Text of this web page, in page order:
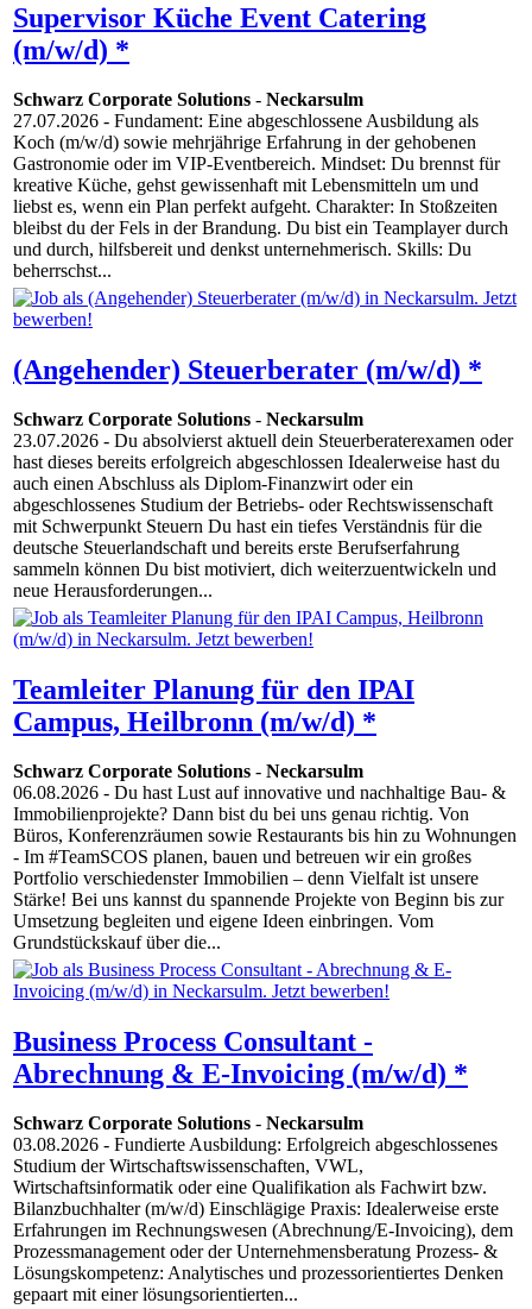
Supervisor Küche Event Catering
(m/w/d) *
Schwarz Corporate Solutions - Neckarsulm
27.07.2026 - Fundament: Eine abgeschlossene Ausbildung als
Koch (m/w/d) sowie mehrjährige Erfahrung in der gehobenen
Gastronomie oder im VIP-Eventbereich. Mindset: Du brennst für
kreative Küche, gehst gewissenhaft mit Lebensmitteln um und
liebst es, wenn ein Plan perfekt aufgeht. Charakter: In Stoßzeiten
bleibst du der Fels in der Brandung. Du bist ein Teamplayer durch
und durch, hilfsbereit und denkst unternehmerisch. Skills: Du
beherrschst...
(Angehender) Steuerberater (m/w/d) *
Schwarz Corporate Solutions - Neckarsulm
23.07.2026 - Du absolvierst aktuell dein Steuerberaterexamen oder
hast dieses bereits erfolgreich abgeschlossen Idealerweise hast du
auch einen Abschluss als Diplom-Finanzwirt oder ein
abgeschlossenes Studium der Betriebs- oder Rechtswissenschaft
mit Schwerpunkt Steuern Du hast ein tiefes Verständnis für die
deutsche Steuerlandschaft und bereits erste Berufserfahrung
sammeln können Du bist motiviert, dich weiterzuentwickeln und
neue Herausforderungen...
Teamleiter Planung für den IPAI
Campus, Heilbronn (m/w/d) *
Schwarz Corporate Solutions - Neckarsulm
06.08.2026 - Du hast Lust auf innovative und nachhaltige Bau- &
Immobilienprojekte? Dann bist du bei uns genau richtig. Von
Büros, Konferenzräumen sowie Restaurants bis hin zu Wohnungen
- Im #TeamSCOS planen, bauen und betreuen wir ein großes
Portfolio verschiedenster Immobilien – denn Vielfalt ist unsere
Stärke! Bei uns kannst du spannende Projekte von Beginn bis zur
Umsetzung begleiten und eigene Ideen einbringen. Vom
Grundstückskauf über die...
Business Process Consultant -
Abrechnung & E-Invoicing (m/w/d) *
Schwarz Corporate Solutions - Neckarsulm
03.08.2026 - Fundierte Ausbildung: Erfolgreich abgeschlossenes
Studium der Wirtschaftswissenschaften, VWL,
Wirtschaftsinformatik oder eine Qualifikation als Fachwirt bzw.
Bilanzbuchhalter (m/w/d) Einschlägige Praxis: Idealerweise erste
Erfahrungen im Rechnungswesen (Abrechnung/E-Invoicing), dem
Prozessmanagement oder der Unternehmensberatung Prozess- &
Lösungskompetenz: Analytisches und prozessorientiertes Denken
gepaart mit einer lösungsorientierten...